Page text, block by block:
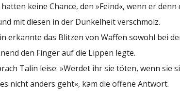
keine Chance, den »Feind«, wenn er
mit diesen in der Dunkelheit verschmolz.
erkannte das Blitzen von Waffen sowohl bei
den Finger auf die Lippen legte.
Talin leise: »Werdet ihr sie töten, wenn sie
nicht anders geht«, kam die offene Antwort.